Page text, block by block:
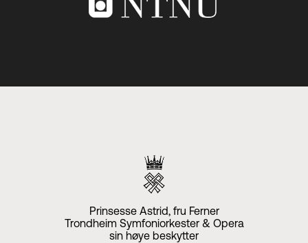
Prinsesse Astrid, fru Ferner
Trondheim Symfoniorkester & Opera
sin høye beskytter